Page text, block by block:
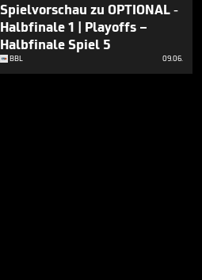
Spielvorschau zu OPTIONAL -
Halbfinale 1 | Playoffs –
Halbfinale Spiel 5
BBL 09.06.